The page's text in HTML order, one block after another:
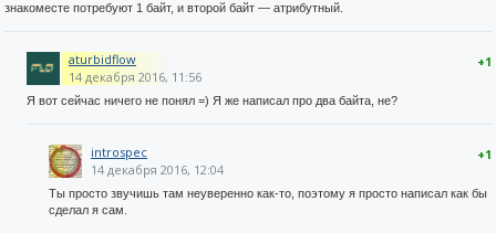
знакоместе потребуют 1 байт, и второй байт — атрибутный.
+1
aturbidflow
14 декабря 2016, 11:56
Я вот сейчас ничего не понял =) Я же написал про два байта, не?
+1
introspec
14 декабря 2016, 12:04
Ты просто звучишь там неуверенно как-то, поэтому я просто написал как бы
сделал я сам.